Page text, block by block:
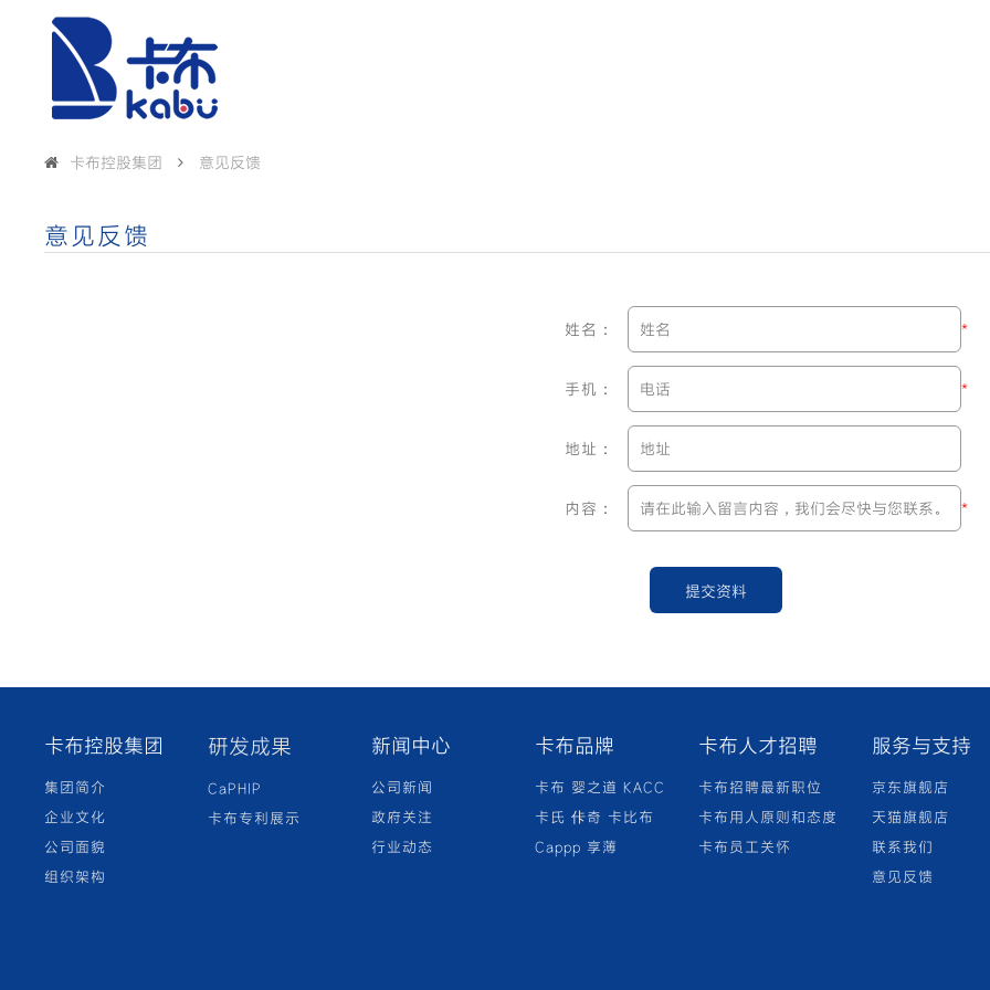
卡布控股集团 意见反馈
意见反馈
姓名： *
手机： *
地址：
内容： *
卡布控股集团
集团简介
企业文化
公司面貌
组织架构
研发成果
CaPHIP
卡布专利展示
新闻中心
公司新闻
政府关注
行业动态
卡布品牌
卡布 婴之道 KACC
卡氏 佧奇 卡比布
Cappp 享薄
卡布人才招聘
卡布招聘最新职位
卡布用人原则和态度
卡布员工关怀
服务与支持
京东旗舰店
天猫旗舰店
联系我们
意见反馈